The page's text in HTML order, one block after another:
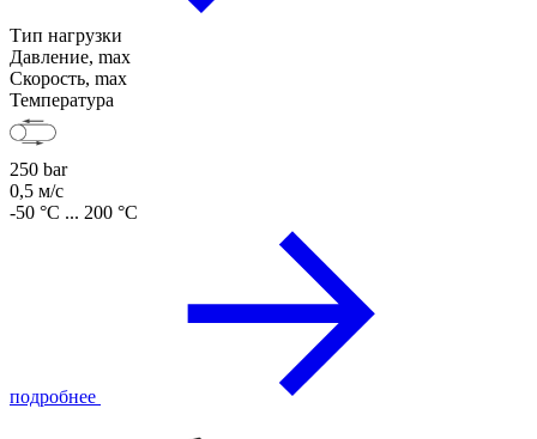
Тип нагрузки
Давление, max
Скорость, max
Температура
250 bar
0,5 м/с
-50 °C ... 200 °C
подробнее